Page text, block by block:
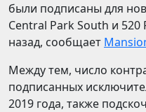
были подписаны для
Central Park South и 520
назад, сообщает
Между тем, число
подписанных
2019 года, также